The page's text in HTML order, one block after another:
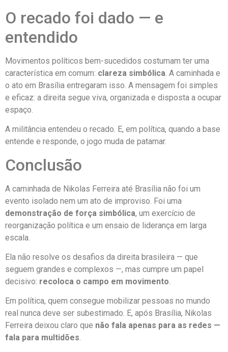
O recado foi dado — e
entendido
Movimentos políticos bem-sucedidos costumam ter uma
característica em comum: clareza simbólica. A caminhada e
o ato em Brasília entregaram isso. A mensagem foi simples
e eficaz: a direita segue viva, organizada e disposta a ocupar
espaço.
A militância entendeu o recado. E, em política, quando a base
entende e responde, o jogo muda de patamar.
Conclusão
A caminhada de Nikolas Ferreira até Brasília não foi um
evento isolado nem um ato de improviso. Foi uma
demonstração de força simbólica, um exercício de
reorganização política e um ensaio de liderança em larga
escala.
Ela não resolve os desafios da direita brasileira — que
seguem grandes e complexos —, mas cumpre um papel
decisivo: recoloca o campo em movimento.
Em política, quem consegue mobilizar pessoas no mundo
real nunca deve ser subestimado. E, após Brasília, Nikolas
Ferreira deixou claro que não fala apenas para as redes —
fala para multidões.